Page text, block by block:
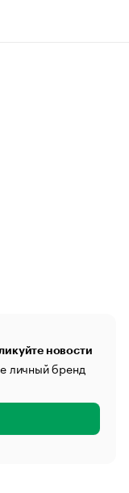
новости
личный бренд